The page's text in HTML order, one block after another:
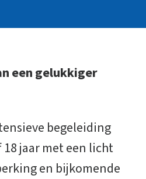
een gelukkiger
begeleiding
jaar met een licht
en bijkomende